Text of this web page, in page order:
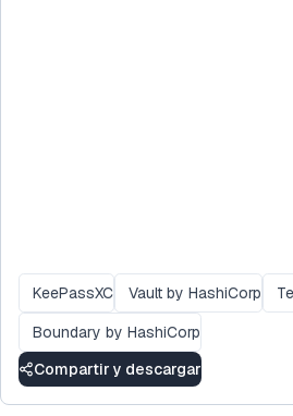
KeePassXC Vault by HashiCorp
Boundary by HashiCorp
Compartir y descargar